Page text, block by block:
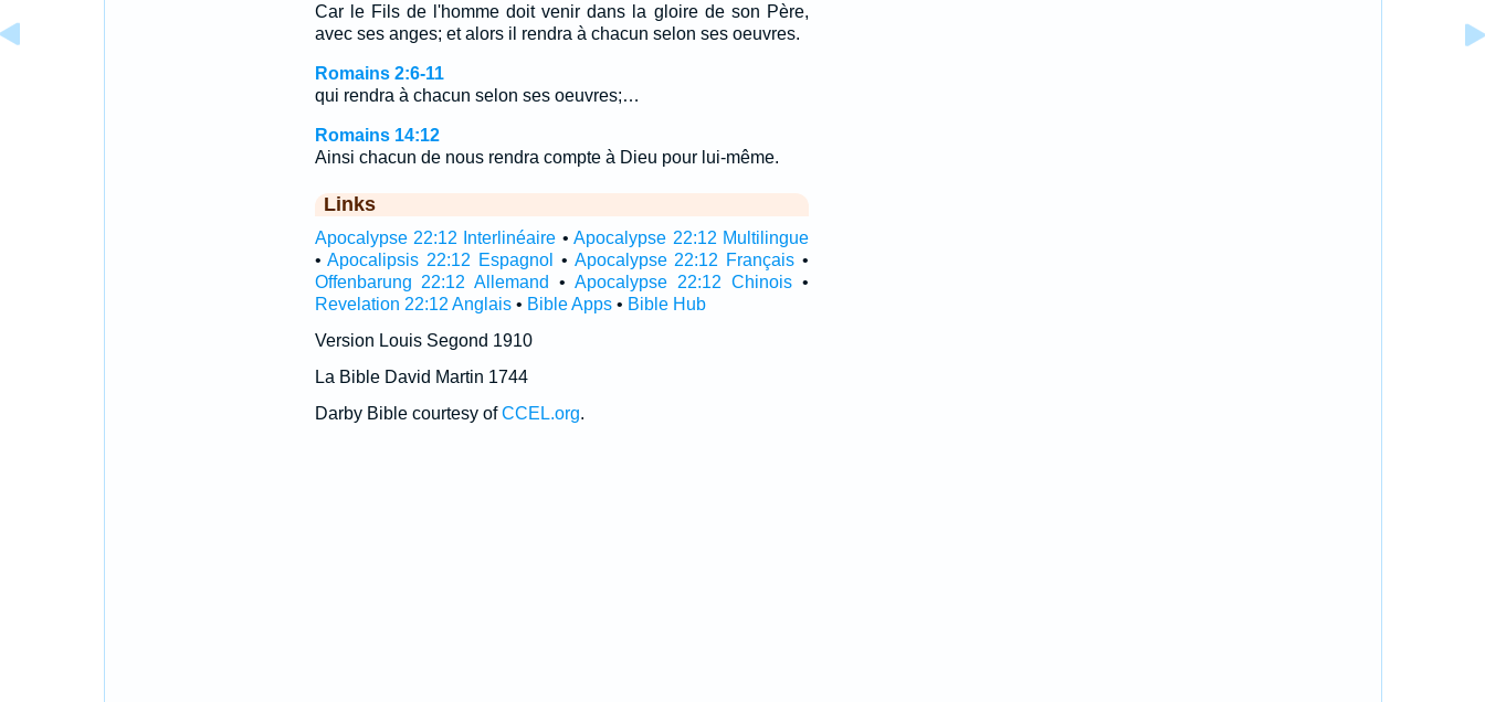
Car le Fils de l'homme doit venir dans la gloire de son Père,
avec ses anges; et alors il rendra à chacun selon ses oeuvres.
Romains 2:6-11
qui rendra à chacun selon ses oeuvres;…
Romains 14:12
Ainsi chacun de nous rendra compte à Dieu pour lui-même.
Links
Apocalypse 22:12 Interlinéaire •Apocalypse 22:12 Multilingue
•Apocalipsis 22:12 Espagnol • Apocalypse 22:12 Français •
Offenbarung 22:12 Allemand
•Apocalypse 22:12 Chinois •
Revelation 22:12 Anglais• Bible Apps• Bible Hub
Version Louis Segond 1910
La Bible David Martin 1744
Darby Bible courtesy ofCCEL.org.